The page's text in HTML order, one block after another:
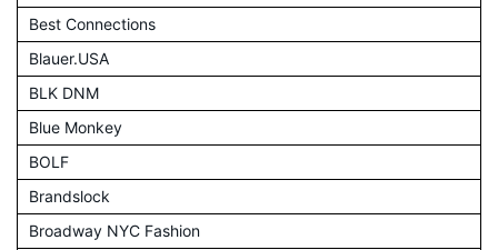
Best Connections
Blauer.USA
BLK DNM
Blue Monkey
BOLF
Brandslock
Broadway NYC Fashion